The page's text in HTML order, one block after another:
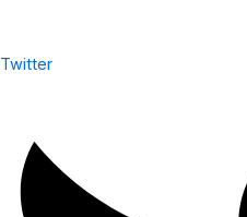
Twitter